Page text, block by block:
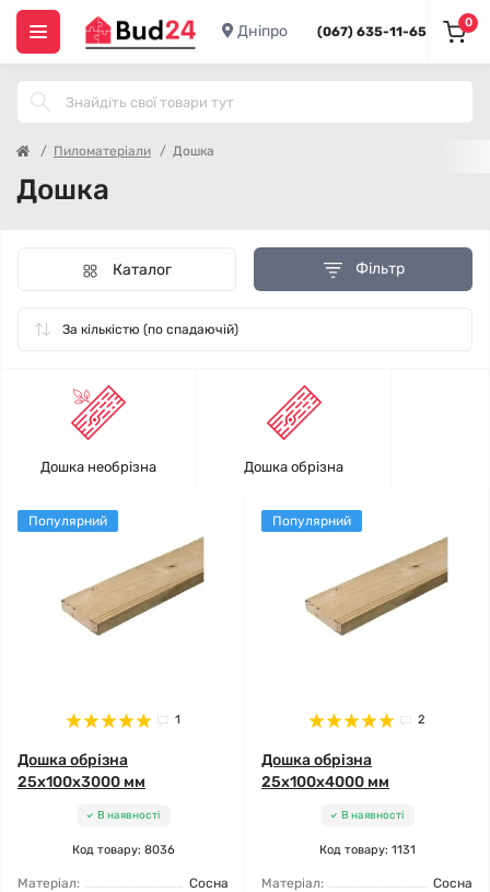
Дніпро (067) 635-11-65
0
Пиломатеріали Дошка
Дошка
Фільтр
Каталог
Дошка необрізна Дошка обрізна
Популярний
1
Дошка обрізна
25x100x3000 мм
В наявності
Код товару: 8036
Матеріал:
Сосна
Популярний
2
Дошка обрізна
25x100x4000 мм
В наявності
Код товару: 1131
Матеріал:
Сосна